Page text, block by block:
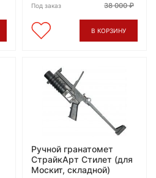
Под заказ 38 000
В КОРЗИНУ
Ручной гранатомет
СтрайкАрт Стилет (для
Москит, складной)